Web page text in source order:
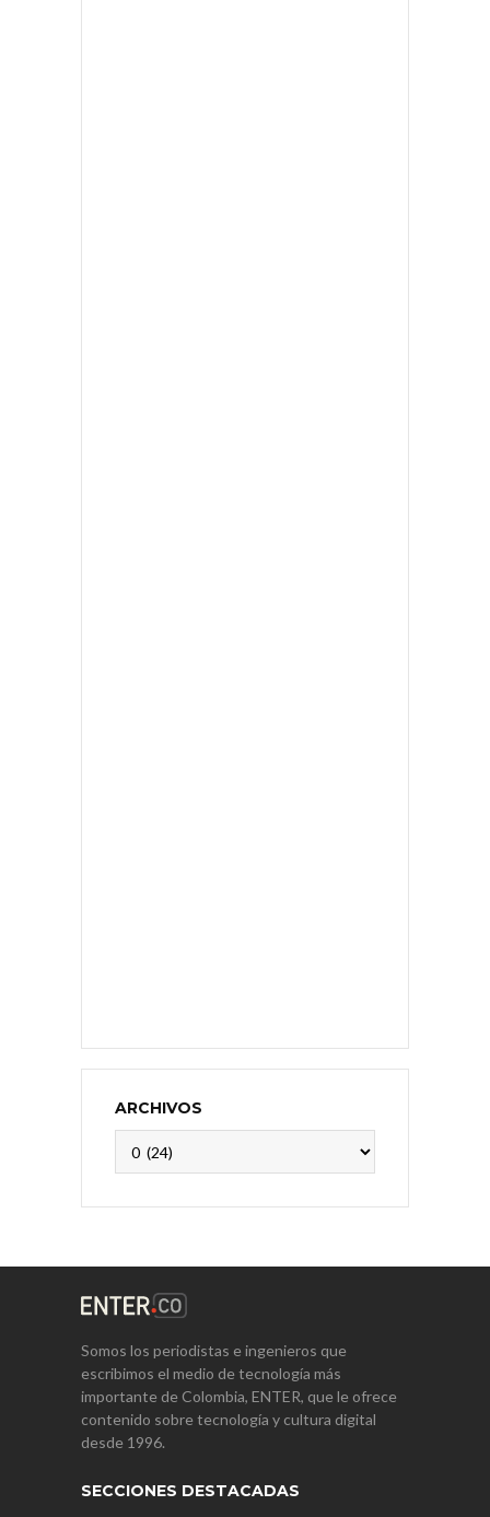
ARCHIVOS
Somos los periodistas e ingenieros que
escribimos el medio de tecnología más
importante de Colombia, ENTER, que le ofrece
contenido sobre tecnología y cultura digital
desde 1996.
SECCIONES DESTACADAS